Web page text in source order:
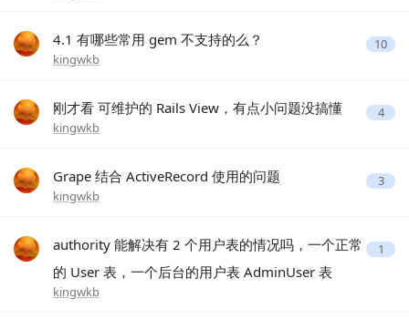
4.1 有哪些常用 gem 不支持的么？
kingwkb
10
刚才看 可维护的 Rails View，有点小问题没搞懂
kingwkb
4
Grape 结合 ActiveRecord 使用的问题
kingwkb
3
authority 能解决有 2 个用户表的情况吗，一个正常
的 User 表，一个后台的用户表 AdminUser 表
kingwkb
1